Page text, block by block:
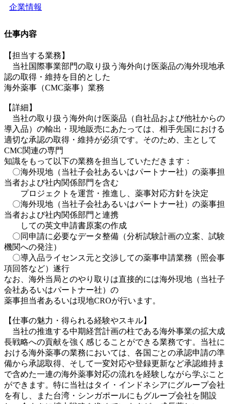
企業情報
仕事内容
【担当する業務】
当社国際事業部門の取り扱う海外向け医薬品の海外現地承
認の取得・維持を目的とした
海外薬事（CMC薬事）業務
【詳細】
当社の取り扱う海外向け医薬品（自社品および他社からの
導入品）の輸出・現地販売にあたっては、相手先国における
適切な承認の取得・維持が必須です。そのため、主として
CMC関連の専門
知識をもって以下の業務を担当していただきます：
〇海外現地（当社子会社あるいはパートナー社）の薬事担
当者および社内関係部門を含む
プロジェクトを運営・推進し、薬事対応方針を決定
〇海外現地（当社子会社あるいはパートナー社）の薬事担
当者および社内関係部門と連携
しての英文申請書原案の作成
〇同申請に必要なデータ整備（分析試験計画の立案、試験
機関への発注）
〇導入品ライセンス元と交渉しての薬事申請業務（照会事
項回答など）遂行
なお、海外当局とのやり取りは直接的には海外現地（当社子
会社あるいはパートナー社）の
薬事担当者あるいは現地CROが行います。
【仕事の魅力・得られる経験やスキル】
当社の推進する中期経営計画の柱である海外事業の拡大成
長戦略への貢献を強く感じることができる業務です。当社に
おける海外薬事の業務においては、各国ごとの承認申請の準
備から承認取得、そして一変対応や登録更新など承認維持ま
で含めた一連の海外薬事対応の流れを経験しながら学ぶこと
ができます。特に当社はタイ・インドネシアにグループ会社
を有し、また台湾・シンガポールにもグループ会社を開設